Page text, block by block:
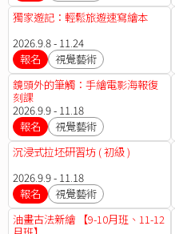
獨家遊記：輕鬆旅遊速寫繪本
2026.9.8 - 11.24
報名
視覺藝術
鏡頭外的筆觸：手繪電影海報復
刻課
2026.9.9 - 11.18
報名
視覺藝術
沉浸式拉坯研習坊 ( 初級 )
2026.9.9 - 11.18
報名
視覺藝術
油畫古法新繪 【9-10月班、11-12